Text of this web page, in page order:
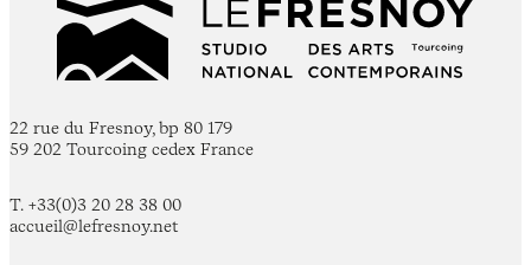
22 rue du Fresnoy, bp 80 179
59 202 Tourcoing cedex France
T. +33(0)3 20 28 38 00
accueil@lefresnoy.net